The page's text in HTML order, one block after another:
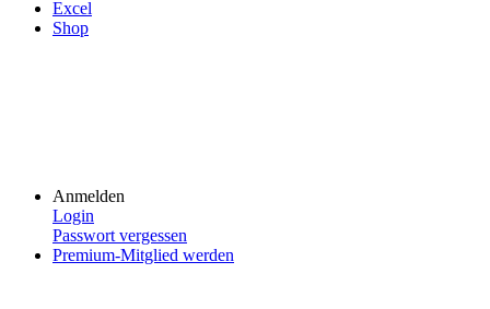
Excel
Shop
Anmelden
Login
Passwort vergessen
Premium-Mitglied werden